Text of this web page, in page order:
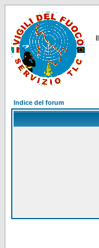
Indice del forum